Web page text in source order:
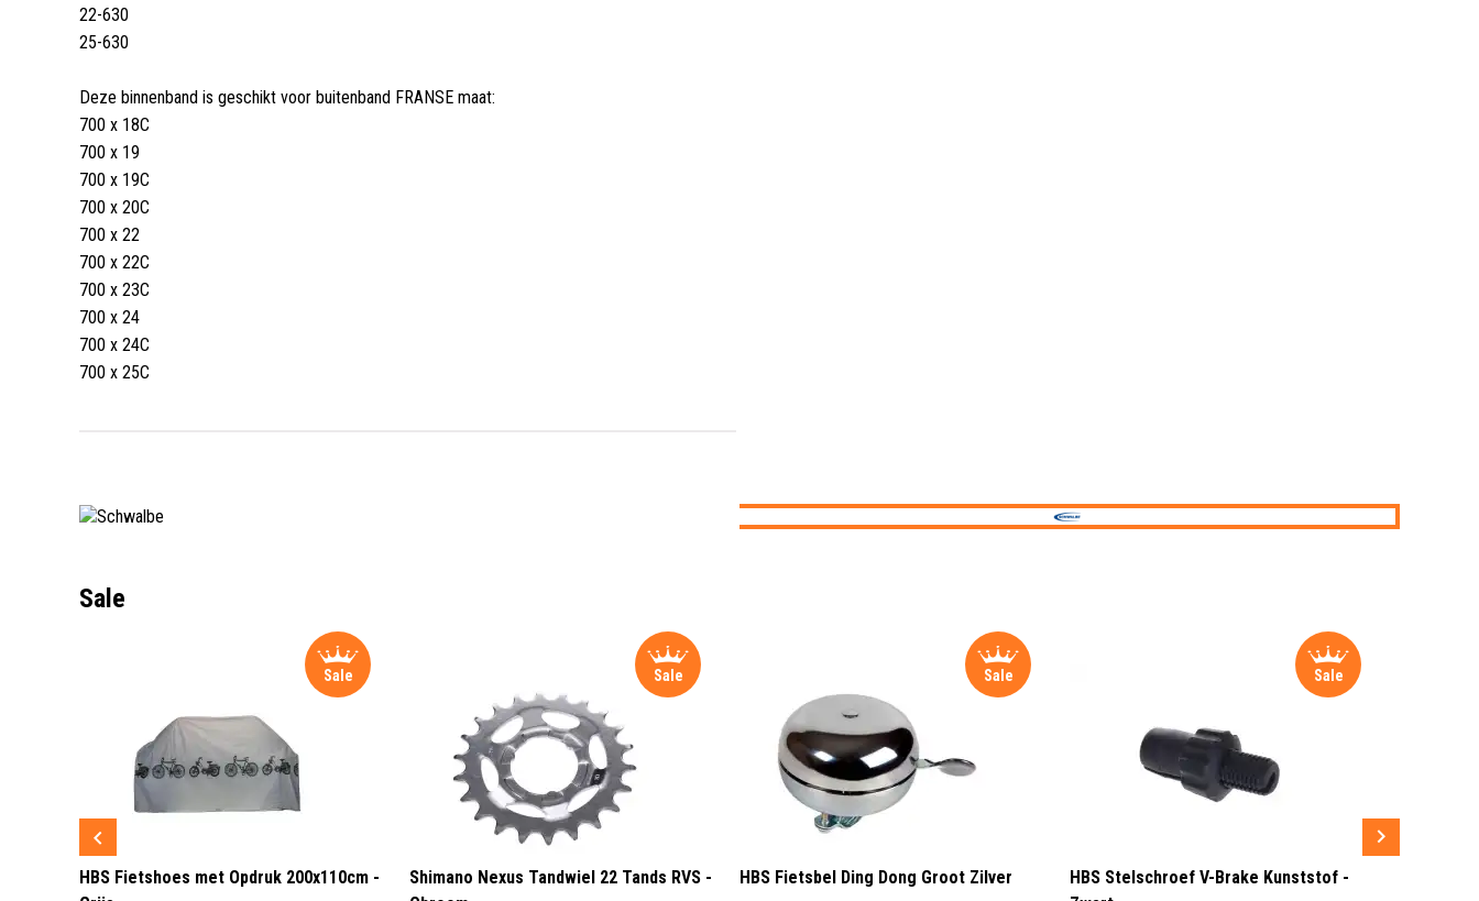
22-630
25-630
Deze binnenband is geschikt voor buitenband FRANSE maat:
700 x 18C
700 x 19
700 x 19C
700 x 20C
700 x 22
700 x 22C
700 x 23C
700 x 24
700 x 24C
700 x 25C
Sale
Sale
HBS Fietshoes met Opdruk 200x110cm -
Sale
Shimano Nexus Tandwiel 22 Tands RVS -
Sale
HBS Fietsbel Ding Dong Groot Zilver
Sale
HBS Stelschroef V-Brake Kunststof -